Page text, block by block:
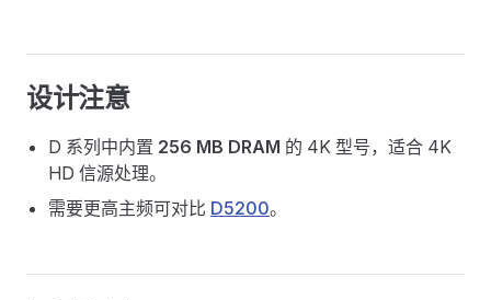
设计注意
D 系列中内置 256 MB DRAM 的 4K 型号，适合 4K
HD 信源处理。
需要更高主频可对比 D5200。